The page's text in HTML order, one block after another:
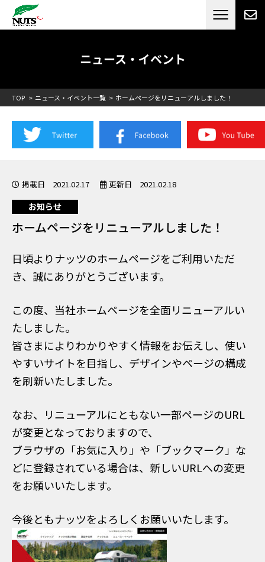
日本最大級のキャンピングカーメーカー
RV[テレビCM放送]
ニュース・イベント
TOP ニュース・イベント一覧 ホームページをリニューアルしました！
掲載日 2021.02.17 更新日 2021.02.18
お知らせ
ホームページをリニューアルしました！
日頃よりナッツのホームページをご利用いただ
き、誠にありがとうございます。
この度、当社ホームページを全面リニューアルい
たしました。
皆さまによりわかりやすく情報をお伝えし、使い
やすいサイトを目指し、デザインやページの構成
を刷新いたしました。
なお、リニューアルにともない一部ページのURL
が変更となっておりますので、
ブラウザの「お気に入り」や「ブックマーク」な
どに登録されている場合は、新しいURLへの変更
をお願いいたします。
今後ともナッツをよろしくお願いいたします。